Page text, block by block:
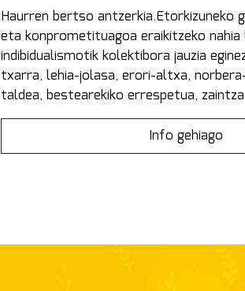
Haurren bertso antzerkia.Etorkizuneko
eta konprometituagoa eraikitzeko nahia
indibidualismotik kolektibora jauzia
txarra, lehia-jolasa, erori-altxa,
taldea, bestearekiko errespetua, zaintza
Info gehiago